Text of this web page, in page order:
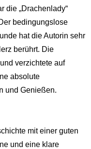
die „Drachenlady“
bedingungslose
hat die Autorin sehr
berührt. Die
verzichtete auf
absolute
und Genießen.
mit einer guten
und eine klare